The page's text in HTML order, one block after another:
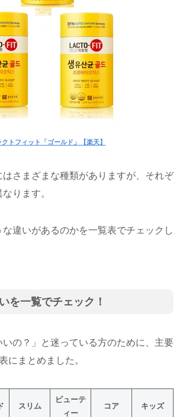
クトフィット「ゴールド」【楽天】
はさまざまな種類がありますが、それぞ
ります。
な違いがあるのかを一覧表でチェックし
を一覧でチェック！
いの？」と迷っている方のために、主要
にまとめました。
スリム
ビューテ
ィー
コア キッズ